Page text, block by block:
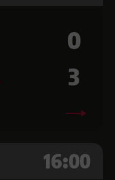
0
3
16:00